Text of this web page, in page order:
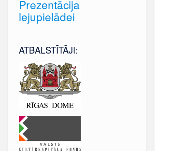
Prezentācija
lejupielādei
ATBALSTĪTĀJI: